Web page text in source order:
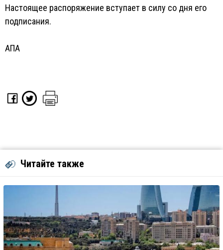
Настоящее распоряжение вступает в силу со дня его
подписания.
АПА
Читайте также